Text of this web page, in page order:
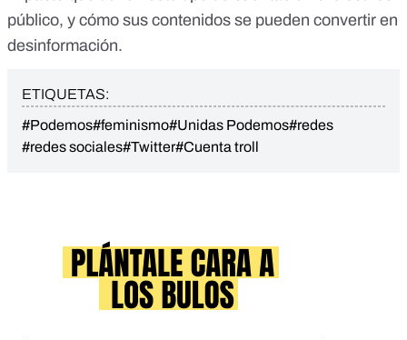
público, y cómo sus contenidos se pueden convertir en
desinformación.
ETIQUETAS:
#Podemos#feminismo#Unidas Podemos#redes
#redes sociales#Twitter#Cuenta troll